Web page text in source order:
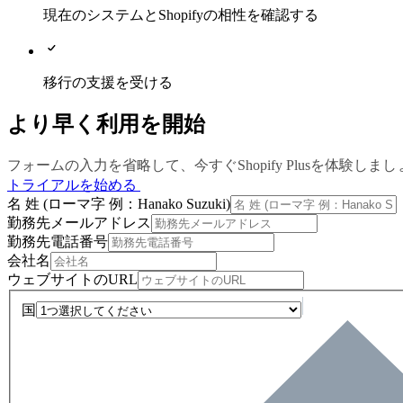
現在のシステムとShopifyの相性を確認する
移行の支援を受ける
より早く利用を開始
フォームの入力を省略して、今すぐShopify Plusを体験しまし
トライアルを始める
名 姓 (ローマ字 例：Hanako Suzuki)
勤務先メールアドレス
勤務先電話番号
会社名
ウェブサイトのURL
国